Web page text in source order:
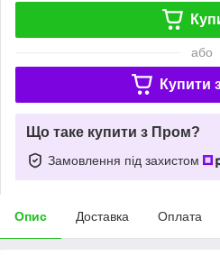
або
Купити
Що таке купити з Пром?
Замовлення під захистом
Опис Доставка Оплата